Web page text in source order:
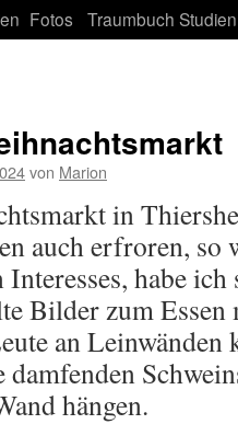
Fotos Traumbuch Studien
von Marion
in
auch erfroren, so
Interesses, habe
Bilder zum Essen
an Leinwänden
damfenden
hängen.